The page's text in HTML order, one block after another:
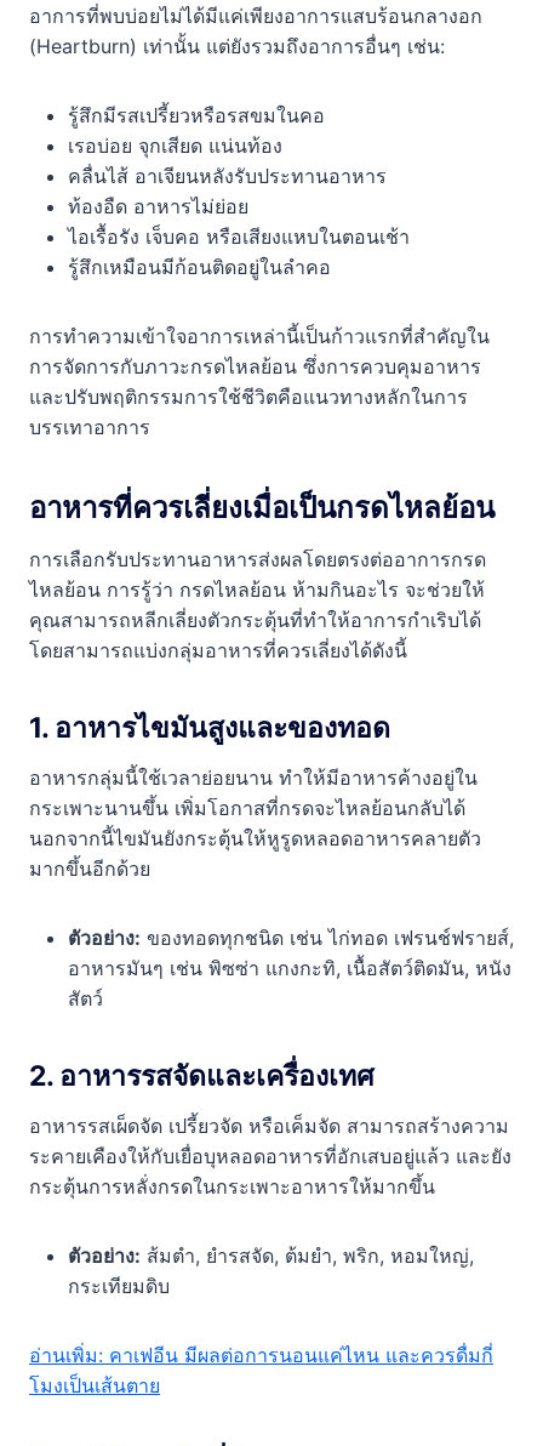
อาการที่พบบ่อยไม่ได้มีแค่เพียงอาการแสบร้อนกลางอก
(Heartburn) เท่านั้น แต่ยังรวมถึงอาการอื่นๆ เช่น:
รู้สึกมีรสเปรี้ยวหรือรสขมในคอ
เรอบ่อย จุกเสียด แน่นท้อง
คลื่นไส้ อาเจียนหลังรับประทานอาหาร
ท้องอืด อาหารไม่ย่อย
ไอเรื้อรัง เจ็บคอ หรือเสียงแหบในตอนเช้า
รู้สึกเหมือนมีก้อนติดอยู่ในลำคอ
การทำความเข้าใจอาการเหล่านี้เป็นก้าวแรกที่สำคัญใน
การจัดการกับภาวะกรดไหลย้อน ซึ่งการควบคุมอาหาร
และปรับพฤติกรรมการใช้ชีวิตคือแนวทางหลักในการ
บรรเทาอาการ
อาหารที่ควรเลี่ยงเมื่อเป็นกรดไหลย้อน
การเลือกรับประทานอาหารส่งผลโดยตรงต่ออาการกรด
ไหลย้อน การรู้ว่า กรดไหลย้อน ห้ามกินอะไร จะช่วยให้
คุณสามารถหลีกเลี่ยงตัวกระตุ้นที่ทำให้อาการกำเริบได้
โดยสามารถแบ่งกลุ่มอาหารที่ควรเลี่ยงได้ดังนี้
1. อาหารไขมันสูงและของทอด
อาหารกลุ่มนี้ใช้เวลาย่อยนาน ทำให้มีอาหารค้างอยู่ใน
กระเพาะนานขึ้น เพิ่มโอกาสที่กรดจะไหลย้อนกลับได้
นอกจากนี้ไขมันยังกระตุ้นให้หูรูดหลอดอาหารคลายตัว
มากขึ้นอีกด้วย
ตัวอย่าง: ของทอดทุกชนิด เช่น ไก่ทอด เฟรนช์ฟรายส์,
อาหารมันๆ เช่น พิซซ่า แกงกะทิ, เนื้อสัตว์ติดมัน, หนัง
สัตว์
2. อาหารรสจัดและเครื่องเทศ
อาหารรสเผ็ดจัด เปรี้ยวจัด หรือเค็มจัด สามารถสร้างความ
ระคายเคืองให้กับเยื่อบุหลอดอาหารที่อักเสบอยู่แล้ว และยัง
กระตุ้นการหลั่งกรดในกระเพาะอาหารให้มากขึ้น
ตัวอย่าง: ส้มตำ, ยำรสจัด, ต้มยำ, พริก, หอมใหญ่,
กระเทียมดิบ
อ่านเพิ่ม: คาเฟอีน มีผลต่อการนอนแค่ไหน และควรดื่มกี่
โมงเป็นเส้นตาย